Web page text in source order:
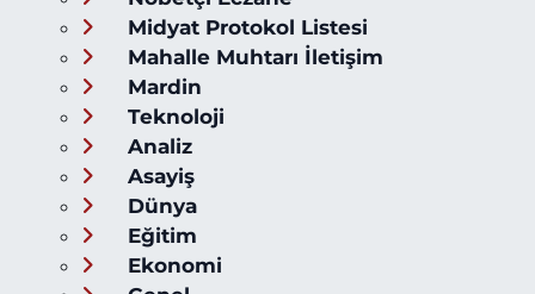
Midyat Protokol Listesi
Mahalle Muhtarı İletişim
Mardin
Teknoloji
Analiz
Asayiş
Dünya
Eğitim
Ekonomi